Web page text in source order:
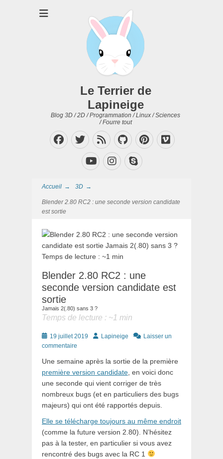
Le Terrier de
Lapineige
Blog 3D / 2D / Programmation / Linux / Sciences
/ Fourre tout
Facebook
Twitter
FeedGitHubPinterest
Vimeo
YouTube
Instagram
Skype
Accueil → 3D →
Blender 2.80 RC2 : une seconde version candidate
est sortie
Blender 2.80 RC2 : une
seconde version candidate est
sortie
Jamais 2(.80) sans 3 ?
Temps de lecture : ~1 min
Posté
le
19 juillet 2019 AuteurLapineige
Laisser un
commentaire
Une semaine après la sortie de la première
première version candidate , en voici donc
une seconde qui vient corriger de très
nombreux bugs (et en particuliers des bugs
majeurs) qui ont été rapportés depuis.
Elle se télécharge toujours au même endroit
(comme la future version 2.80). N’hésitez
pas à la tester, en particulier si vous avez
rencontré des bugs avec la RC 1